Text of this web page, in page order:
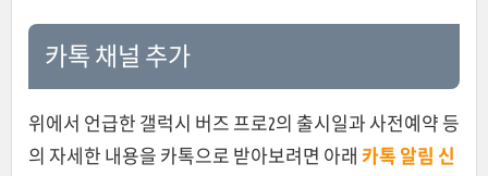
카톡 채널 추가
위에서 언급한 갤럭시 버즈 프로2의 출시일과 사전예약 등
의 자세한 내용을 카톡으로 받아보려면 아래 카톡 알림 신